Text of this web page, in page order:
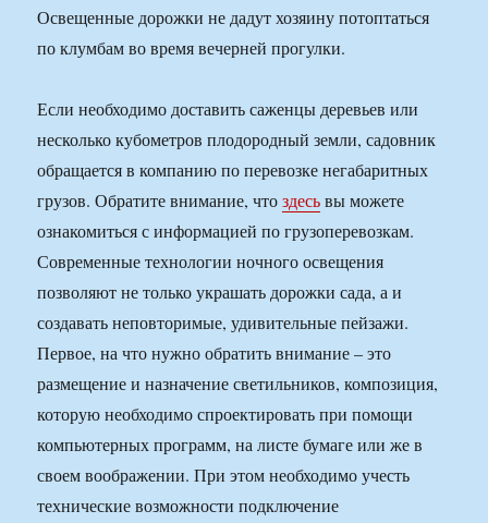
Освещенные дорожки не дадут хозяину потоптаться
по клумбам во время вечерней прогулки.
Если необходимо доставить саженцы деревьев или
несколько кубометров плодородный земли, садовник
обращается в компанию по перевозке негабаритных
грузов. Обратите внимание, чтоздесьвы можете
ознакомиться с информацией по грузоперевозкам.
Современные технологии ночного освещения
позволяют не только украшать дорожки сада, а и
создавать неповторимые, удивительные пейзажи.
Первое, на что нужно обратить внимание – это
размещение и назначение светильников, композиция,
которую необходимо спроектировать при помощи
компьютерных программ, на листе бумаге или же в
своем воображении. При этом необходимо учесть
технические возможности подключение